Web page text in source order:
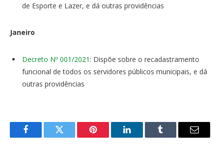
de Esporte e Lazer, e dá outras providências
Janeiro
Decreto Nº 001/2021 : Dispõe sobre o recadastramento
funcional de todos os servidores públicos municipais, e dá
outras providências
FacebookTwitter Pinterest LinkedInTumblr
E-